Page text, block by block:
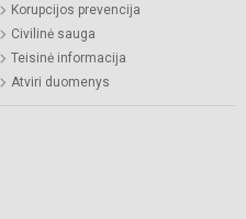
Korupcijos prevencija
Civilinė sauga
Teisinė informacija
Atviri duomenys